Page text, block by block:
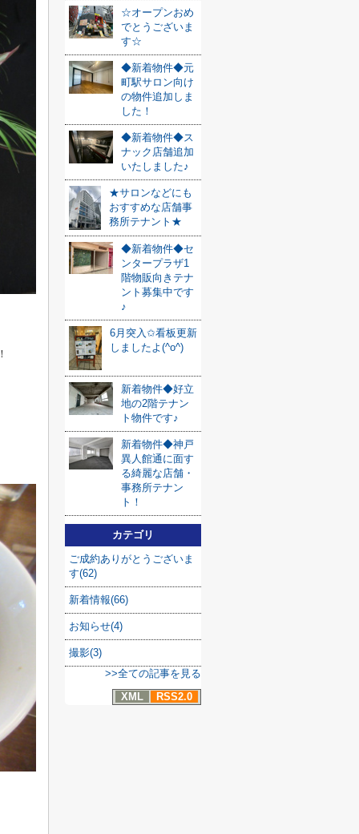
☆オープンおめ
でとうございま
す☆
◆新着物件◆元
町駅サロン向け
の物件追加しま
した！
◆新着物件◆ス
ナック店舗追加
いたしました♪
★サロンなどにも
おすすめな店舗事
務所テナント★
◆新着物件◆セ
ンタープラザ1
階物販向きテナ
ント募集中です
♪
6月突入✩看板更新
しましたよ(^o^)
新着物件◆好立
地の2階テナン
ト物件です♪
新着物件◆神戸
異人館通に面す
る綺麗な店舗・
事務所テナン
ト！
カテゴリ
ご成約ありがとうございま
す(62)
新着情報(66)
お知らせ(4)
撮影(3)
>>全ての記事を見る
XML
RSS2.0